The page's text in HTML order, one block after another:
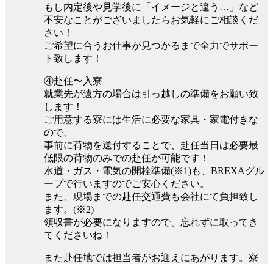
もし内定後や見学後に「イメージと違う…」など
不安なことがございましたらお気軽にご相談くだ
さい！
ご希望に合うお仕事が見つかるまで全力でサポー
ト致します！
④赴任〜入寮
就業先が遠方の場合は引っ越しの準備をお願い致
します！
ご用意する寮には生活に必要な家具・家電付きな
ので、
事前に荷物を送付することで、赴任当日は必要最
低限の荷物のみでの赴任が可能です！
水道・ガス・電気の開栓準備(※1)も、BREXAグル
ープで行いますのでご安心ください。
また、現場までの赴任交通費も会社にて負担致し
ます。(※2)
領収書が必要になりますので、忘れずに取ってき
てくださいね！
また赴任地では担当者がお迎えにあがります。寮